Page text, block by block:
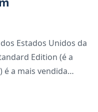
Estados Unidos da
Edition (é a
a mais vendida
da Circana, re